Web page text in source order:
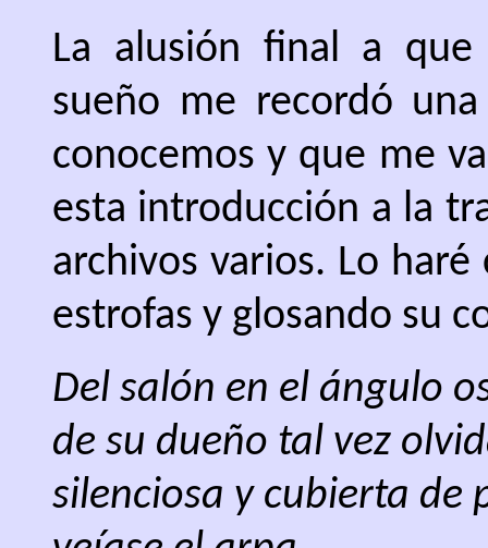
La alusión final a
sueño me recordó
conocemos y que me
esta introducción a la
archivos varios. Lo
estrofas y glosando su
Del salón en el ángulo
de su dueño tal vez
silenciosa y cubierta de